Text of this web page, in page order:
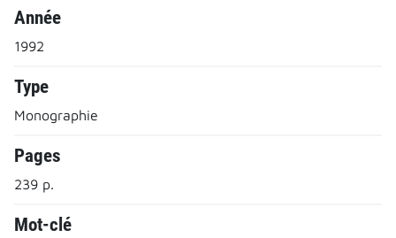
Année
1992
Type
Monographie
Pages
239 p.
Mot-clé